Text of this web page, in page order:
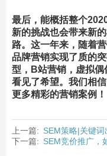
最后，能概括整个
新的挑战也会带来新
路。这一年来，随着
品牌营销实现了质的突
型，B站营销，虚拟
看见了希望。我们相
更多精彩的营销案例！
上一篇: SEM策略|关键
下一篇: SEM竞价推广，